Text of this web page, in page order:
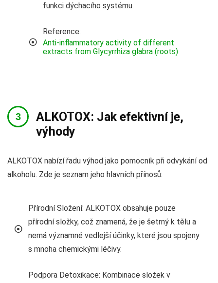
funkci dýchacího systému.
Reference:
Anti-inflammatory activity of different
extracts from Glycyrrhiza glabra (roots)
ALKOTOX: Jak efektivní je,
výhody
ALKOTOX nabízí řadu výhod jako pomocník při odvykání od
alkoholu. Zde je seznam jeho hlavních přínosů:
Přírodní Složení: ALKOTOX obsahuje pouze
přírodní složky, což znamená, že je šetrný k tělu a
nemá významné vedlejší účinky, které jsou spojeny
s mnoha chemickými léčivy.
Podpora Detoxikace: Kombinace složek v